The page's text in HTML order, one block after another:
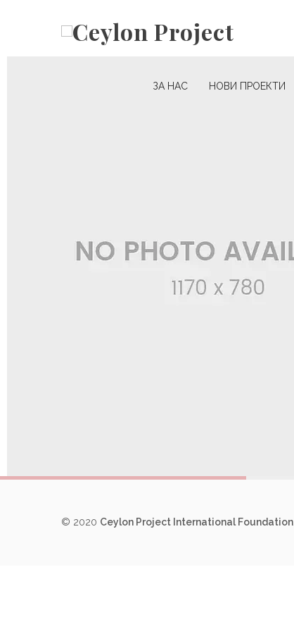
ЗА НАС НОВИ ПРОЕКТИ
Wedding Stories
© 2020 Ceylon Project International Foundation